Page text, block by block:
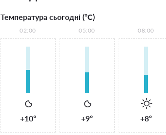
Температура сьогодні (°С)
02:00
+10°
05:00
+9°
08:00
+8°